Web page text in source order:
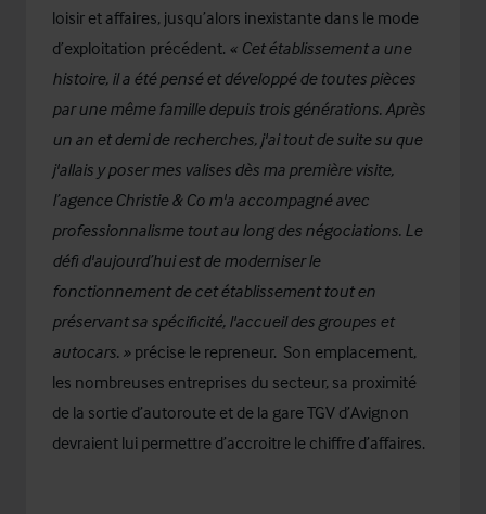
loisir et affaires, jusqu’alors inexistante dans le mode
d’exploitation précédent. « Cet établissement a une
histoire, il a été pensé et développé de toutes pièces
par une même famille depuis trois générations. Après
un an et demi de recherches, j'ai tout de suite su que
j'allais y poser mes valises dès ma première visite,
l’agence Christie & Co m'a accompagné avec
professionnalisme tout au long des négociations. Le
défi d'aujourd’hui est de moderniser le
fonctionnement de cet établissement tout en
préservant sa spécificité, l'accueil des groupes et
autocars. » précise le repreneur. Son emplacement,
les nombreuses entreprises du secteur, sa proximité
de la sortie d’autoroute et de la gare TGV d’Avignon
devraient lui permettre d’accroitre le chiffre d’affaires.